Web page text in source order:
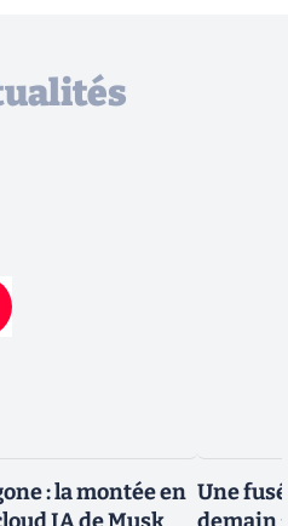
: la montée en Une